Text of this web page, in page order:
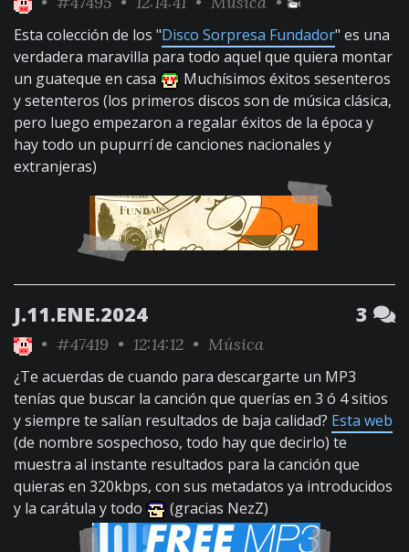
Esta colección de los "Disco Sorpresa Fundador" es una
verdadera maravilla para todo aquel que quiera montar
un guateque en casa
Muchísimos éxitos sesenteros
y setenteros (los primeros discos son de música clásica,
pero luego empezaron a regalar éxitos de la época y
hay todo un ‍pupurrí de canciones nacionales y
extranjeras)
J.11.ENE.2024 3
• #47419 • 12:14:12 • Música
¿Te acuerdas de cuando para descargarte un MP3
tenías que buscar la canción que querías en 3 ó 4 sitios
y siempre te salían resultados de baja calidad? Esta web
(de nombre sospechoso, todo hay que decirlo) te
muestra al instante resultados para la canción que
quieras en 320kbps, con sus metadatos ya introducidos
y la carátula y todo
(gracias NezZ)